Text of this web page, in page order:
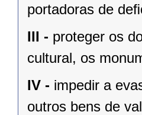
portadoras de
III - proteger os
cultural, os
IV - impedir a
outros bens de